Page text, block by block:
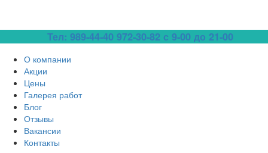
Тел: 989-44-40 972-30-82 с 9-00 до 21-00
О компании
Акции
Цены
Галерея работ
Блог
Отзывы
Вакансии
Контакты